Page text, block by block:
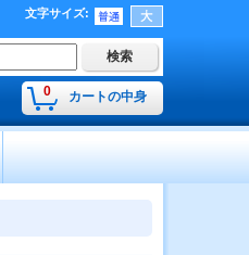
文字サイズ:
0 カートの中身